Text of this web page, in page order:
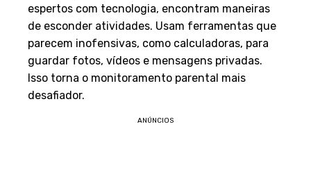
espertos com tecnologia, encontram maneiras
de esconder atividades. Usam ferramentas que
parecem inofensivas, como calculadoras, para
guardar fotos, vídeos e mensagens privadas.
Isso torna o monitoramento parental mais
desafiador.
ANÚNCIOS